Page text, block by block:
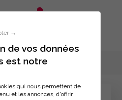
→
de vos données
est notre
qui nous permettent de
et les annonces, d'offrir
la formation